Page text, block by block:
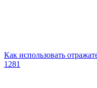
Как использовать
1281